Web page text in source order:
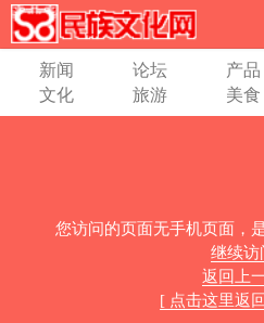
新闻 论坛 产品
文化
旅游 美食
您访问的页面无手机页面，
继续访
返回上
[ 点击这里返